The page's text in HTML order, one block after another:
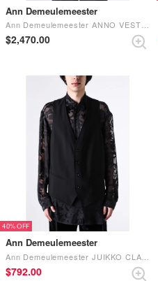
Ann Demeulemeester
Ann Demeulemeester ANNO VEST Black
$‌2,470.00
40%
Ann Demeulemeester
$‌792.00